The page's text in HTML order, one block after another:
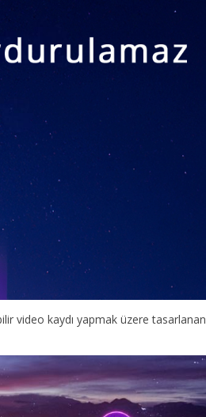
video kaydı yapmak üzere tasarlanan